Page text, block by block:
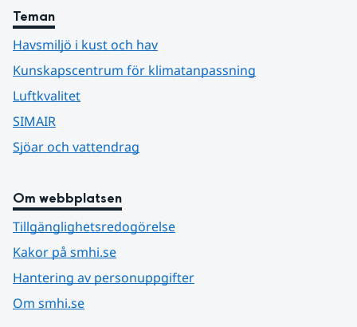
Teman
Havsmiljö i kust och hav
Kunskapscentrum för klimatanpassning
Luftkvalitet
SIMAIR
Sjöar och vattendrag
Om webbplatsen
Tillgänglighetsredogörelse
Kakor på smhi.se
Hantering av personuppgifter
Om smhi.se